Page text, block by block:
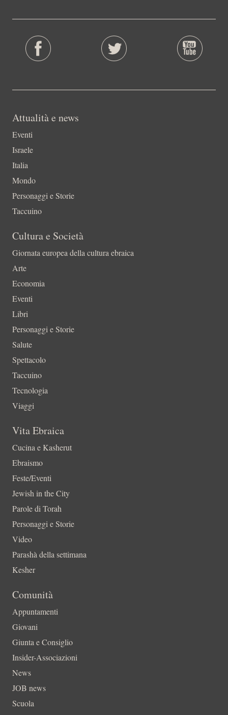
Attualità e news
Eventi
Israele
Italia
Mondo
Personaggi e Storie
Taccuino
Cultura e Società
Giornata europea della cultura ebraica
Arte
Economia
Eventi
Libri
Personaggi e Storie
Salute
Spettacolo
Taccuino
Tecnologia
Viaggi
Vita Ebraica
Cucina e Kasherut
Ebraismo
Feste/Eventi
Jewish in the City
Parole di Torah
Personaggi e Storie
Video
Parashà della settimana
Kesher
Comunità
Appuntamenti
Giovani
Giunta e Consiglio
Insider-Associazioni
News
JOB news
Scuola